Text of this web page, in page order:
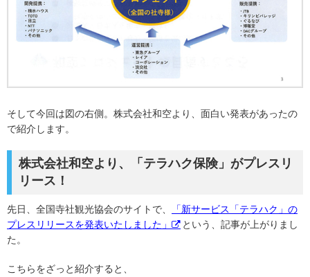
そして今回は図の右側。株式会社和空より、面白い発表があったの
で紹介します。
株式会社和空より、「テラハク保険」がプレスリ
リース！
先日、全国寺社観光協会のサイトで、
「新サービス「テラハク」の
プレスリリースを発表いたしました」
という、記事が上がりまし
た。
こちらをざっと紹介すると、